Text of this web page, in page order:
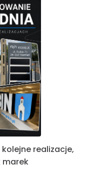
realizacje,
marek